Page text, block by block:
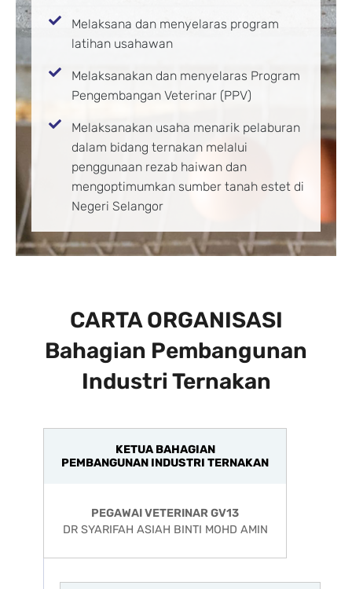
Melaksana dan menyelaras program
latihan usahawan
Melaksanakan dan menyelaras Program
Pengembangan Veterinar (PPV)
Melaksanakan usaha menarik pelaburan
dalam bidang ternakan melalui
penggunaan rezab haiwan dan
mengoptimumkan sumber tanah estet di
Negeri Selangor
CARTA ORGANISASI
Bahagian Pembangunan
Industri Ternakan
KETUA BAHAGIAN
PEMBANGUNAN INDUSTRI TERNAKAN
PEGAWAI VETERINAR GV13
DR SYARIFAH ASIAH BINTI MOHD AMIN